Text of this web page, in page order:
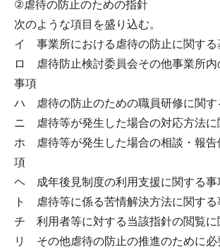
②虐待の防止のための指針
次のような項目を盛り込む。
イ 事業所における虐待の防止に関する
ロ 虐待防止検討委員会その他事業所内
事項
ハ 虐待の防止のための職員研修に関す
ニ 虐待等が発生した場合の対応方法に
ホ 虐待等が発生した場合の相談・報告
項
ヘ 成年後見制度の利用支援に関する事
ト 虐待等に係る苦情解決方法に関する
チ 利用者等に対する当該指針の閲覧に
リ その他虐待の防止の推進のために必